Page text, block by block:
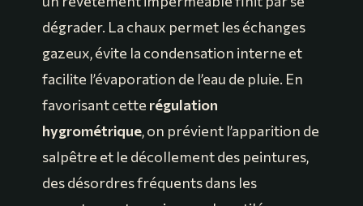
dégrader. La chaux permet les échanges
gazeux, évite la condensation interne et
facilite l’évaporation de l’eau de pluie. En
favorisant cette régulation
hygrométrique, on prévient l’apparition de
salpêtre et le décollement des peintures,
des désordres fréquents dans les